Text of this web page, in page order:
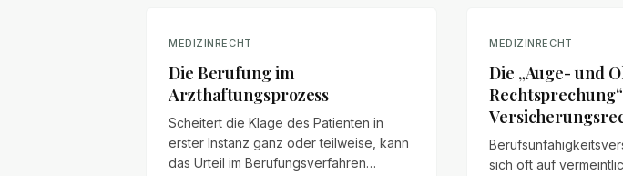
MEDIZINRECHT
Die Berufung im
Arzthaftungsprozess
Scheitert die Klage des Patienten in
erster Instanz ganz oder teilweise, kann
das Urteil im Berufungsverfahren
MEDIZINRECHT
Die „Auge- und
sich oft auf